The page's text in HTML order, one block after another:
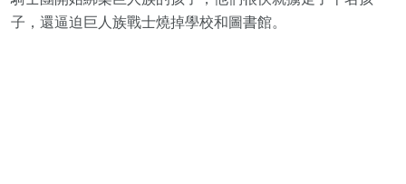
子，還逼迫巨人族戰士燒掉學校和圖書館。